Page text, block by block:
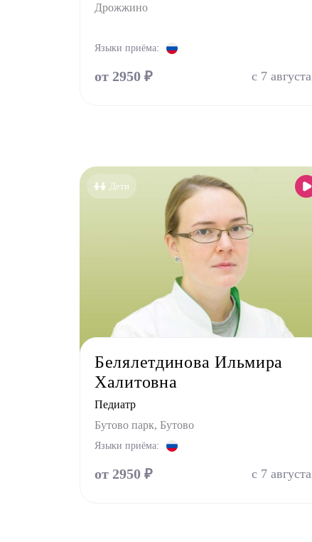
Дрожжино
Языки приёма:
от 2950 ₽ с 7 августа
Дети
Белялетдинова Ильмира
Халитовна
Педиатр
Бутово парк, Бутово
Языки приёма:
от 2950 ₽ с 7 августа